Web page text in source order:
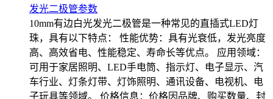
发光二极管参数
10mm有边白光发光二极管是一种常见的直插式LED灯
珠，具有以下特点： 性能优势：具有光衰低，发光亮度
高、高效省电、性能稳定、寿命长等优点。 应用领域：
可用于家居照明、LED手电筒、指示灯、电子显示、汽
车行业、灯条灯带、灯饰照明、通讯设备、电视机、电
子玩具等领域。 价格信息：价格因品牌、购买数量、封